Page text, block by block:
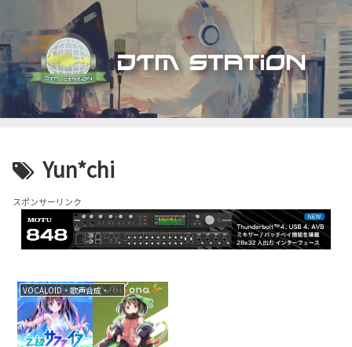
Yun*chi
スポンサーリンク
VOCALOID・歌声合成・音声合成